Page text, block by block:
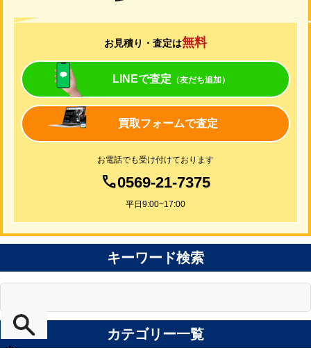
買取について
お見積り・査定は無料
LINEで査定 （友だち追加）
買取フォームで査定
お電話でも受け付けております
0569-21-7375
平日9:00~17:00
キーワード検索
カテゴリー一覧